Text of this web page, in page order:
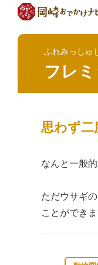
ふれみっしゅ
フレ
思わず二
なんと一般
ただウサギ
ことができ